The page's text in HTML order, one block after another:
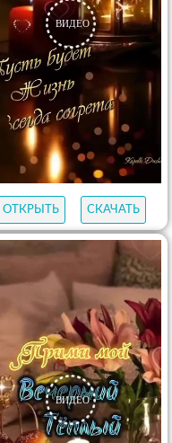
ОТКРЫТЬ СКАЧАТЬ